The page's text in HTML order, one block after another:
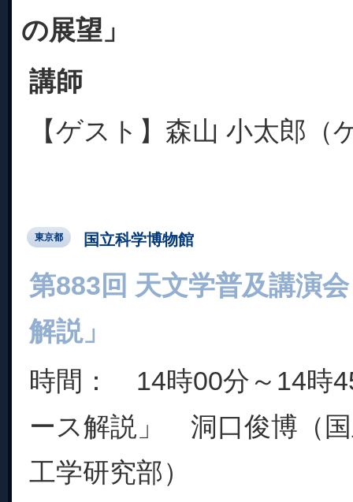
の展望」
講師
【ゲスト】森山 小太郎（
東京都 国立科学博物館
第883回 天文学普及講演
解説」
時間： 14時00分～14時
ース解説」 洞口俊博（
工学研究部）